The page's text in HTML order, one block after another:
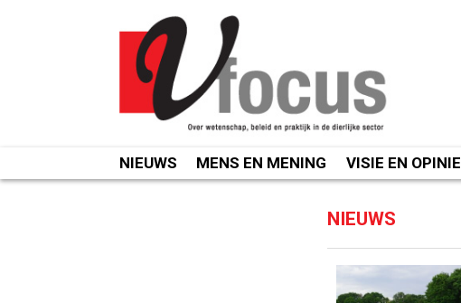
NIEUWS MENS EN MENING VISIE EN OPINIE
NIEUWS